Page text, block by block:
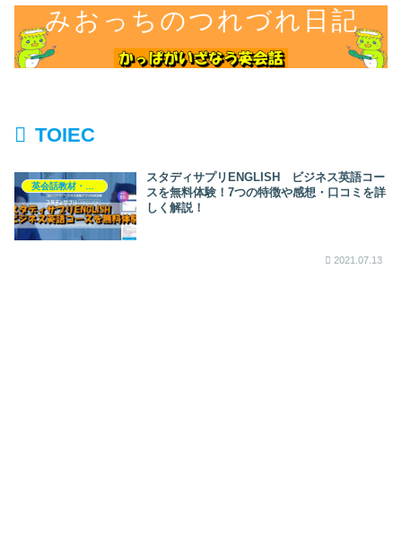
TOIEC
スタディサプリENGLISH ビジネス英語コー
スを無料体験！7つの特徴や感想・口コミを詳
しく解説！
2021.07.13